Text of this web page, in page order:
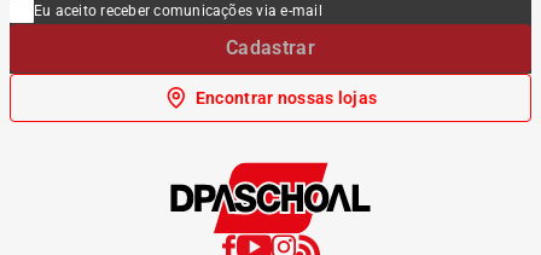
Eu aceito receber comunicações via e-mail
Cadastrar
Encontrar nossas lojas